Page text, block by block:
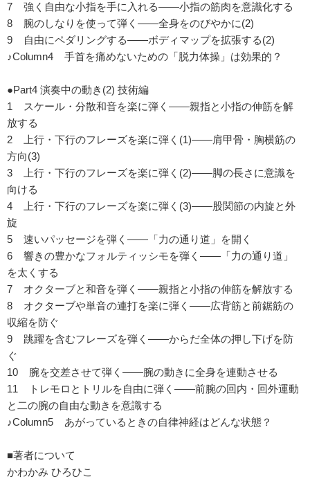
7 強く自由な小指を手に入れる――小指の筋肉を意識化する
8 腕のしなりを使って弾く――全身をのびやかに(2)
9 自由にペダリングする――ボディマップを拡張する(2)
♪Column4 手首を痛めないための「脱力体操」は効果的？
●Part4 演奏中の動き(2) 技術編
1 スケール・分散和音を楽に弾く――親指と小指の伸筋を解
放する
2 上行・下行のフレーズを楽に弾く(1)――肩甲骨・胸横筋の
方向(3)
3 上行・下行のフレーズを楽に弾く(2)――脚の長さに意識を
向ける
4 上行・下行のフレーズを楽に弾く(3)――股関節の内旋と外
旋
5 速いパッセージを弾く――「力の通り道」を開く
6 響きの豊かなフォルティッシモを弾く――「力の通り道」
を太くする
7 オクターブと和音を弾く――親指と小指の伸筋を解放する
8 オクターブや単音の連打を楽に弾く――広背筋と前鋸筋の
収縮を防ぐ
9 跳躍を含むフレーズを弾く――からだ全体の押し下げを防
ぐ
10 腕を交差させて弾く――腕の動きに全身を連動させる
11 トレモロとトリルを自由に弾く――前腕の回内・回外運動
と二の腕の自由な動きを意識する
♪Column5 あがっているときの自律神経はどんな状態？
■著者について
かわかみ ひろひこ